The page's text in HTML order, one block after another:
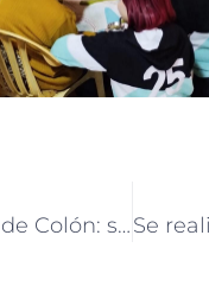
Banco de Tierras Municipal de Colón: se dan a conocer a las personas admitidas para el sorteo de terrenos